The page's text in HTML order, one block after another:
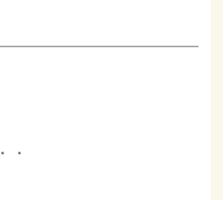
・